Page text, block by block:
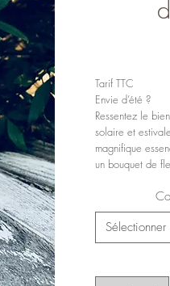
Tarif TTC
Envie d’été ?
Ressentez le
solaire et
magnifique
un bouquet de
Sélectionner